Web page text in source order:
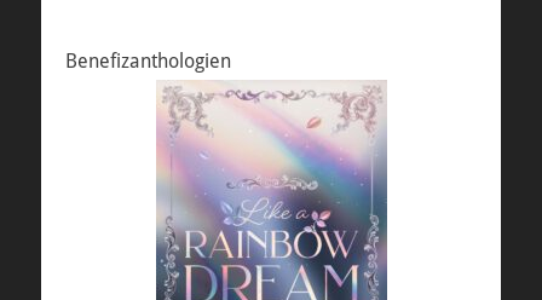
Benefizanthologien